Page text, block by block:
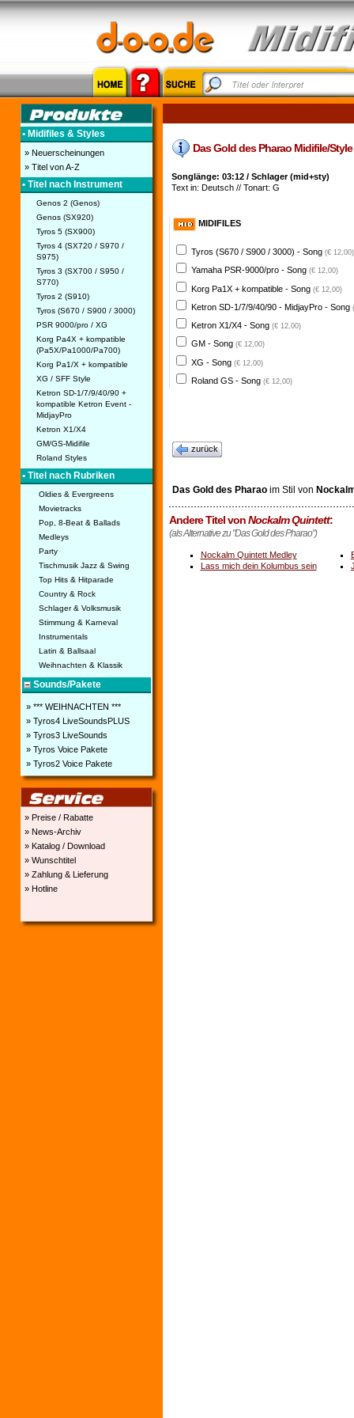
• Midifiles & Styles
» Neuerscheinungen
» Titel von A-Z
• Titel nach Instrument
Genos 2 (Genos)
Genos (SX920)
Tyros 5 (SX900)
Tyros 4 (SX720 / S970 /
S975)
Tyros 3 (SX700 / S950 /
S770)
Tyros 2 (S910)
Tyros (S670 / S900 / 3000)
PSR 9000/pro / XG
Korg Pa4X + kompatible
(Pa5X/Pa1000/Pa700)
Korg Pa1/X + kompatible
XG / SFF Style
Ketron SD-1/7/9/40/90 +
kompatible Ketron Event -
MidjayPro
Ketron X1/X4
GM/GS-Midifile
Roland Styles
• Titel nach Rubriken
Oldies & Evergreens
Movietracks
Pop, 8-Beat & Ballads
Medleys
Party
Tischmusik Jazz & Swing
Top Hits & Hitparade
Country & Rock
Schlager & Volksmusik
Stimmung & Karneval
Instrumentals
Latin & Ballsaal
Weihnachten & Klassik
Sounds/Pakete
» *** WEIHNACHTEN ***
» Tyros4 LiveSoundsPLUS
» Tyros3 LiveSounds
» Tyros Voice Pakete
» Tyros2 Voice Pakete
» Preise / Rabatte
» News-Archiv
» Katalog / Download
» Wunschtitel
» Zahlung & Lieferung
» Hotline
Das Gold des Pharao Midifile/
Songlänge: 03:12 / Schlager (mid+sty)
Text in: Deutsch // Tonart: G
MIDIFILES
Tyros (S670 / S900 / 3000) - Song (€ 12,00)
Yamaha PSR-9000/pro - Song (€ 12,00)
Korg Pa1X + kompatible - Song (€ 12,00)
Ketron SD-1/7/9/40/90 - MidjayPro - Song
Ketron X1/X4 - Song (€ 12,00)
GM - Song (€ 12,00)
XG - Song (€ 12,00)
Roland GS - Song (€ 12,00)
zurück
Das Gold des Pharaoim Stil von
Andere Titel vonNockalm Quintett:
(als Alternative zu "Das Gold des Pharao")
Nockalm Quintett Medley
Lass mich dein Kolumbus sein